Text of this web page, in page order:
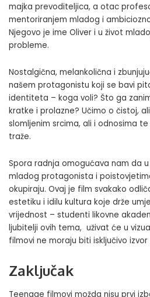
majka prevoditeljica, a otac
mentoriranjem mladog i
Njegovo je ime Oliver i u život
probleme.
Nostalgična, melankolična i
našem protagonistu koji se bavi
identiteta – koga voli? Što ga
kratke i prolazne? Učimo o čistoj,
slomljenim srcima, ali i odnosima
traže.
Spora radnja omogućava nam da
mladog protagonista i
okupiraju. Ovaj je film svakako
estetiku i idilu kultura koje drže
vrijednost – studenti likovne
ljubitelji ovih tema, uživat će u
filmovi ne moraju biti isključivo
Zaključak
Teenage filmovi možda nisu prvi